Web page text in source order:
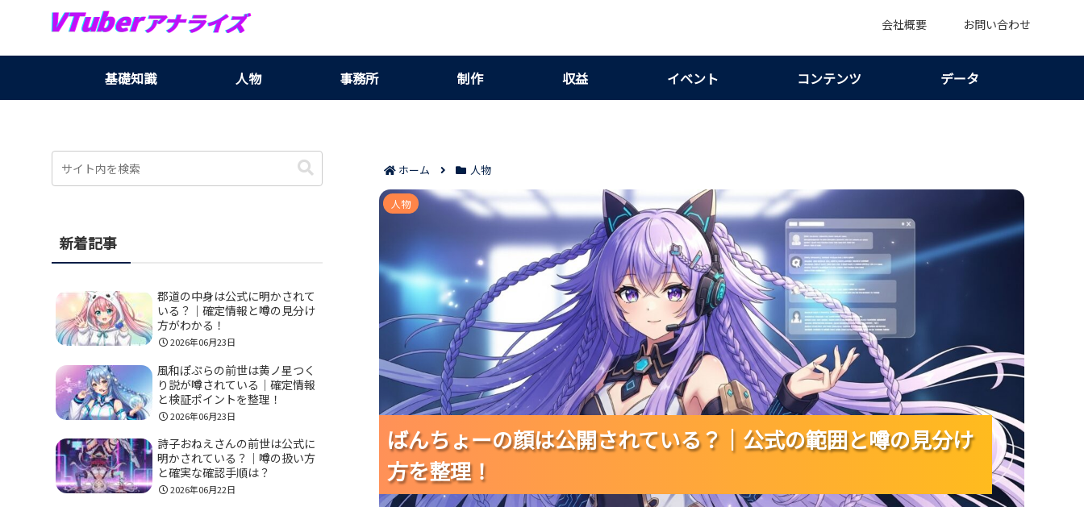
会社概要 お問い合わせ
基礎知識 人物 事務所 制作 収益 イベント コンテンツ データ
ホーム 人物
ばんちょーの顔は公開されている？｜公式の範囲と噂の見分け方を整理！
ばんちょーの顔は公開されている？｜公式の範囲と噂の見分け
方を整理！
ばんちょーの顔は公開されている？｜公式の範囲と噂の見分け
方を整理！
ばんちょーの顔は公開されている？｜公式の範囲と噂の見分け
方を整理！
人物
新着記事
郡道の中身は公式に明かされて
いる？｜確定情報と噂の見分け
方がわかる！
2026年06月23日
風和ぽぷらの前世は黄ノ星つく
り説が噂されている｜確定情報
と検証ポイントを整理！
2026年06月23日
詩子おねえさんの前世は公式に
明かされている？｜噂の扱い方
と確実な確認手順は？
2026年06月22日